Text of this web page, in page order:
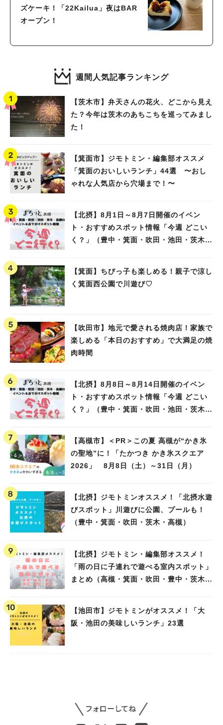
ズケーキ！「22Kailua」夜はBAR
オープン！
週間人気記事ランキング
【茨木市】弁天さんの花火、どこから見え
た？今年は茨木のあちこちを巡ってみまし
た！
【箕面市】ジモトミン・編集部オススメ
「箕面のおいしいランチ」44選 〜おし
ゃれな人気店から穴場まで！〜
【北摂】8月1日～8月7日開催のイベン
ト・おすすめスポット情報「今週 どこい
く？」（豊中・箕面・吹田・池田・茨木・
【箕面】ちびっ子も楽しめる！親子で涼し
く箕面西公園で川遊び♡
【吹田市】地元で愛される焼肉店！家族で
楽しめる「本日のおすすめ」で大満足の焼
肉時間
【北摂】8月8日～8月14日開催のイベン
ト・おすすめスポット情報「今週 どこい
く？」（豊中・箕面・吹田・池田・茨木・
【高槻市】＜PR＞この夏 高槻が“かき氷
の聖地”に！「たかつき かき氷スクエア
2026」 8月8日（土）～31日（月）
【北摂】ジモトミンオススメ！「北摂水遊
びスポット」川遊びに公園、プールも！
（豊中・箕面・吹田・茨木・高槻）
【北摂】ジモトミン・編集部オススメ！
「雨の日に子連れで遊べる室内スポット」
まとめ（高槻・箕面・吹田・豊中・茨木・
【池田市】ジモトミンがオススメ！「大
阪・池田の美味しいランチ」23選